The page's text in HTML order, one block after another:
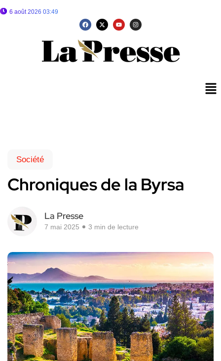
6 août 2026 03:49
Société
Chroniques de la Byrsa
La Presse
7 mai 2025 3 min de lecture